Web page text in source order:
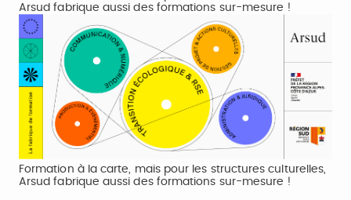
Arsud fabrique aussi des formations sur-mesure !
Formation à la carte, mais pour les structures culturelles,
Arsud fabrique aussi des formations sur-mesure !